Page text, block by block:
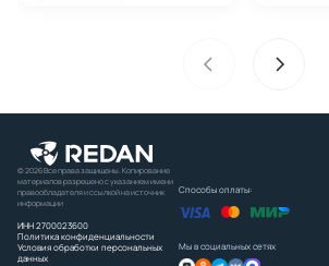
© 2026 Все права защищены. Копирование
материалов разрешено с указанием имени
правообладателя и ссылкой на источник
информации
ИНН 2700023600
Политика конфиденциальности
Условия обработки персональных
данных
Способы оплаты:
Мы в социальных сетях